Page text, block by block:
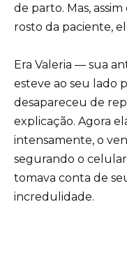
de parto. Mas,
rosto da paciente,
Era Valeria — sua
esteve ao seu lado
desapareceu de
explicação. Agora
intensamente, o
segurando o
tomava conta de
incredulidade.